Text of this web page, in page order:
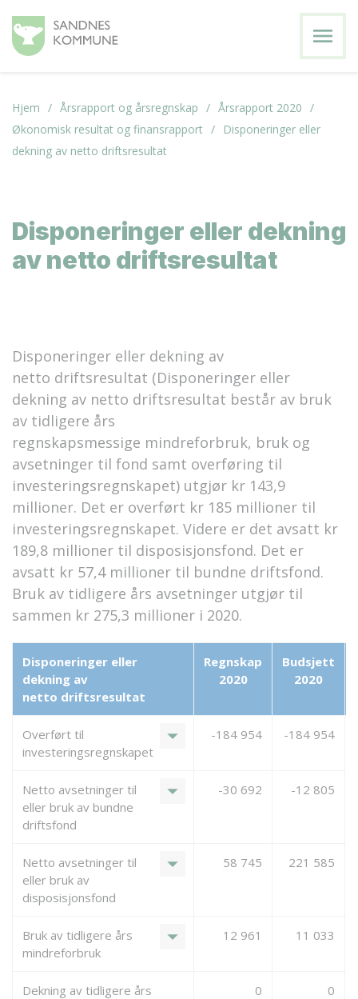
menu
Hjem Årsrapport og årsregnskap
Årsrapport 2020
Økonomisk resultat og finansrapport
Disponeringer eller
dekning av netto driftsresultat
Disponeringer eller dekning
av netto driftsresultat
Disponeringer eller dekning av
netto driftsresultat (Disponeringer eller
dekning av netto driftsresultat består av bruk
av tidligere års
regnskapsmessige mindreforbruk, bruk og
avsetninger til fond samt overføring til
investeringsregnskapet) utgjør kr 143,9
millioner. Det er overført kr 185 millioner til
investeringsregnskapet. Videre er det avsatt kr
189,8 millioner til disposisjonsfond. Det er
avsatt kr 57,4 millioner til bundne driftsfond.
Bruk av tidligere års avsetninger utgjør til
sammen kr 275,3 millioner i 2020.
Disponeringer eller
dekning av
netto driftsresultat
Regnskap
2020
Budsjett
2020
Overført til
investeringsregnskapet
arrow_drop_down -184 954 -184 954
Netto avsetninger til
eller bruk av bundne
driftsfond
arrow_drop_down -30 692 -12 805
Netto avsetninger til
eller bruk av
disposisjonsfond
arrow_drop_down 58 745 221 585
Bruk av tidligere års
mindreforbruk
arrow_drop_down 12 961 11 033
Dekning av tidligere års
0 0